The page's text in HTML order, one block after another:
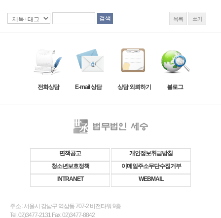
목록 쓰기
전화상담 E-mail 상담 상담 외뢰하기 블로그
면책공고
개인정보취급방침
청소년보호정책
이메일주소무단수집거부
INTRANET
WEBMAIL
주소 : 서울시 강남구 역삼동 707-2 비전타워 9층
Tel. 02)3477-2131 Fax. 02)3477-8842